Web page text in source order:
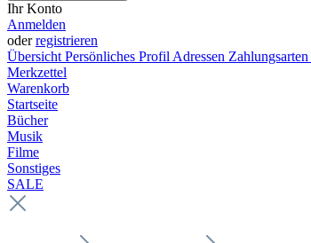
Ihr Konto
Anmelden
oderregistrieren
Übersicht Persönliches Profil Adressen Zahlungsarten
Merkzettel
Warenkorb
Startseite
Bücher
Musik
Filme
Sonstiges
SALE